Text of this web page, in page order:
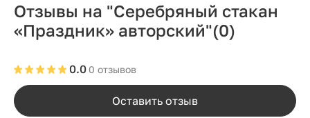
Отзывы на "Серебряный стакан
«Праздник» авторский"(0)
0 отзывов
0.0
Оставить отзыв